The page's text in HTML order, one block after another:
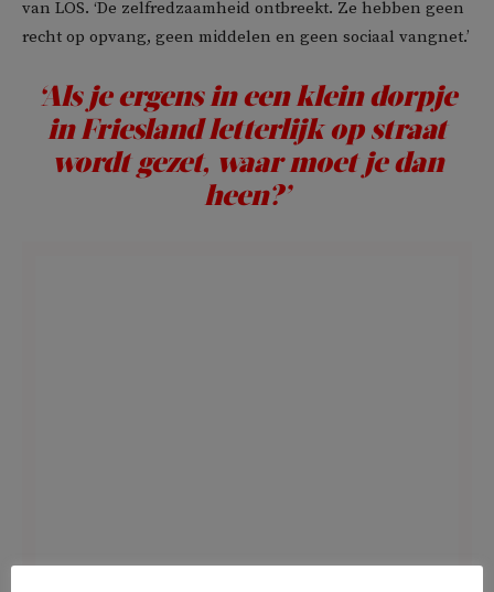
van LOS. ‘De zelfredzaamheid ontbreekt. Ze hebben geen
recht op opvang, geen middelen en geen sociaal vangnet.’
‘Als je ergens in een klein dorpje
in Friesland letterlijk op straat
wordt gezet, waar moet je dan
heen?’